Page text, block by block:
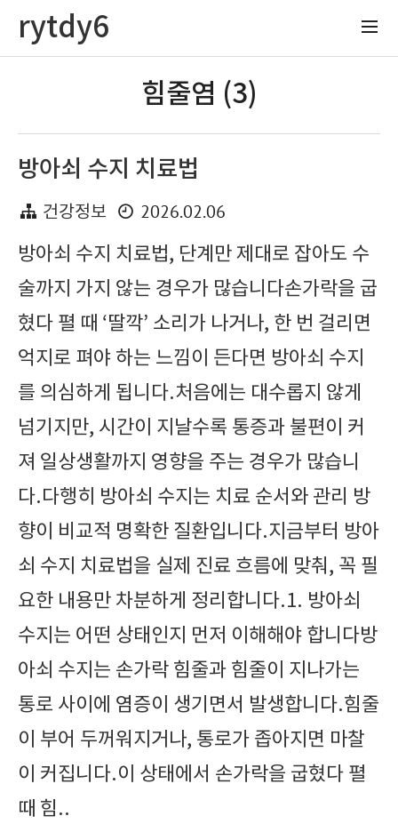
rytdy6
힘줄염 (3)
방아쇠 수지 치료법
건강정보
2026.02.06
방아쇠 수지 치료법, 단계만 제대로 잡아도 수
술까지 가지 않는 경우가 많습니다손가락을 굽
혔다 펼 때 ‘딸깍’ 소리가 나거나, 한 번 걸리면
억지로 펴야 하는 느낌이 든다면 방아쇠 수지
를 의심하게 됩니다.처음에는 대수롭지 않게
넘기지만, 시간이 지날수록 통증과 불편이 커
져 일상생활까지 영향을 주는 경우가 많습니
다.다행히 방아쇠 수지는 치료 순서와 관리 방
향이 비교적 명확한 질환입니다.지금부터 방아
쇠 수지 치료법을 실제 진료 흐름에 맞춰, 꼭 필
요한 내용만 차분하게 정리합니다.1. 방아쇠
수지는 어떤 상태인지 먼저 이해해야 합니다방
아쇠 수지는 손가락 힘줄과 힘줄이 지나가는
통로 사이에 염증이 생기면서 발생합니다.힘줄
이 부어 두꺼워지거나, 통로가 좁아지면 마찰
이 커집니다.이 상태에서 손가락을 굽혔다 펼
때 힘..